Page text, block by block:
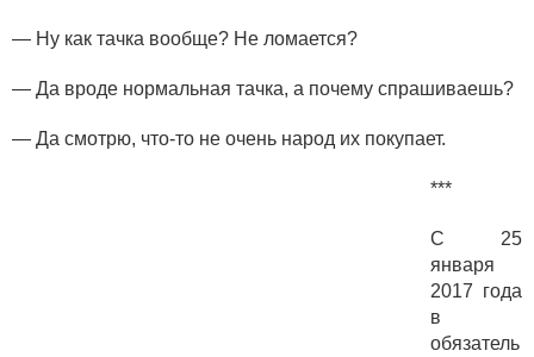
— Ну как тачка вообще? Не ломается?
— Да вроде нормальная тачка, а почему спрашиваешь?
— Да смотрю, что-то не очень народ их покупает.
***
С 25
января
2017 года
в
обязатель